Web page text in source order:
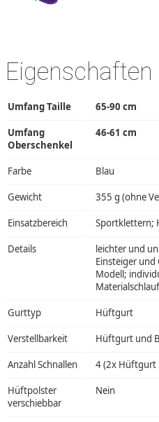
Eigenschaften
Umfang Taille 65-90 cm
Umfang
Oberschenkel
46-61 cm
Farbe Blau
Gewicht 355 g (ohne
Einsatzbereich Sportklettern;
Details
leichter und
Einsteiger
Modell;
Gurttyp Hüftgurt
Verstellbarkeit Hüftgurt und
Anzahl Schnallen 4 (2x Hüftgurt
Hüftpolster
verschiebbar
Nein